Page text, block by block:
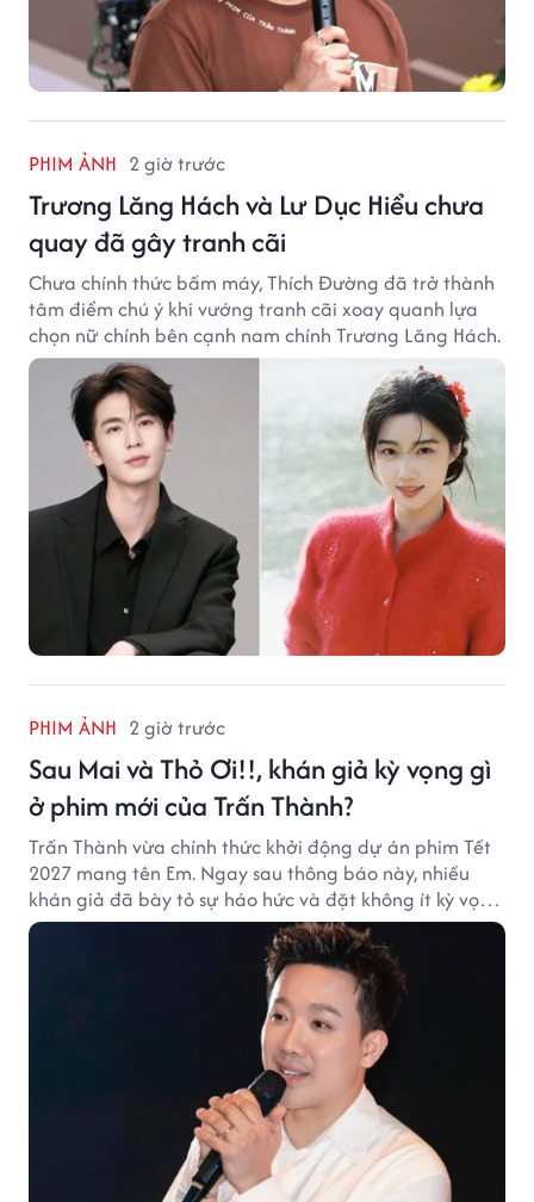
PHIM ẢNH 2 giờ trước
Trương Lăng Hách và Lư Dục Hiểu chưa
quay đã gây tranh cãi
Chưa chính thức bấm máy, Thích Đường đã trở thành
tâm điểm chú ý khi vướng tranh cãi xoay quanh lựa
chọn nữ chính bên cạnh nam chính Trương Lăng Hách.
PHIM ẢNH 2 giờ trước
Sau Mai và Thỏ Ơi!!, khán giả kỳ vọng gì
ở phim mới của Trấn Thành?
Trấn Thành vừa chính thức khởi động dự án phim Tết
2027 mang tên Em. Ngay sau thông báo này, nhiều
khán giả đã bày tỏ sự háo hức và đặt không ít kỳ vọng
vào bộ phim mới của Trấn Thành.